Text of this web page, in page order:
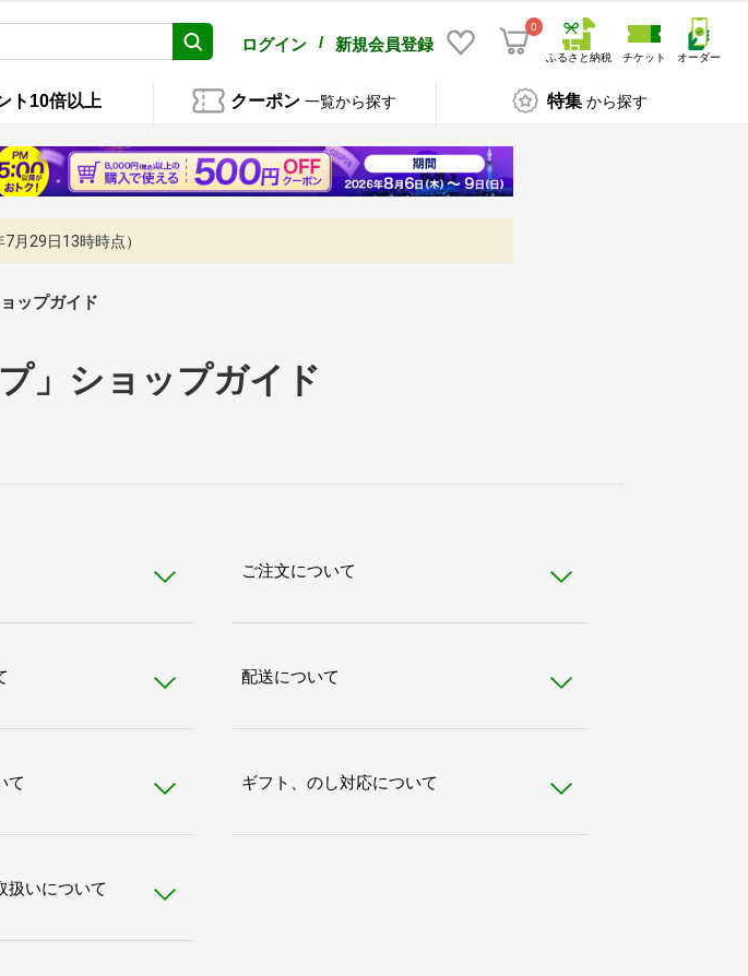
ログイン / 新規会員登録
0
ふるさと納税 チケット オーダー
ト10倍以上 クーポン 一覧から探す 特集 から探す
月29日13時時点）
ップガイド
」ショップガイド
ご注文について
配送について
て ギフト、のし対応について
扱いについて